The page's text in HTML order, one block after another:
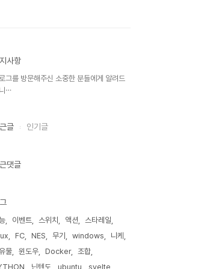
사항
그를 방문해주신 소중한 분들에게 알려드
⋯
글 인기글
댓글
이벤트 스위치 액션
스타레일
FC NES 무기 windows
니케
물
윈도우 Docker
조합
닌텐도 ubuntu svelte